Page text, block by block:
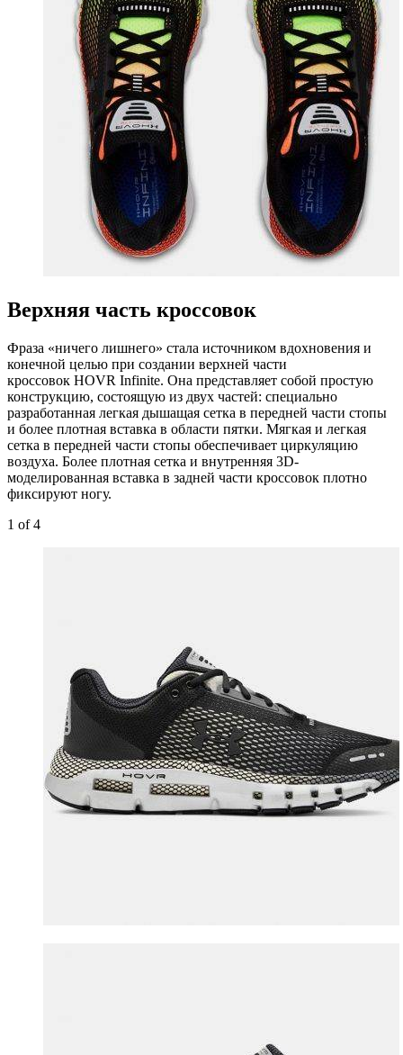
Верхняя часть кроссовок
Фраза «ничего лишнего» стала источником вдохновения и
конечной целью при создании верхней части
кроссовок HOVR Infinite. Она представляет собой простую
конструкцию, состоящую из двух частей: специально
разработанная легкая дышащая сетка в передней части стопы
и более плотная вставка в области пятки. Мягкая и легкая
сетка в передней части стопы обеспечивает циркуляцию
воздуха. Более плотная сетка и внутренняя 3D-
моделированная вставка в задней части кроссовок плотно
фиксируют ногу.
1 of 4